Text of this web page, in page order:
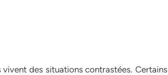
des situations contrastées. Certains